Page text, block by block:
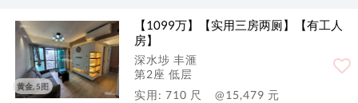
黄金, 5图
【1099万】【实用三房两厕】【有工人
房】
深水埗 丰滙
第2座 低层
实用: 710 尺
@15,479 元